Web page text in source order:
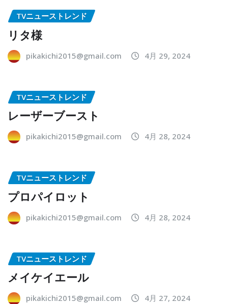
TVニューストレンド
リタ様
pikakichi2015@gmail.com 4月 29, 2024
TVニューストレンド
レーザーブースト
pikakichi2015@gmail.com 4月 28, 2024
TVニューストレンド
プロパイロット
pikakichi2015@gmail.com 4月 28, 2024
TVニューストレンド
メイケイエール
pikakichi2015@gmail.com 4月 27, 2024